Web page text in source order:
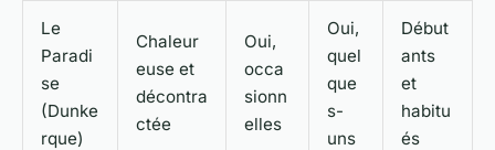
Le
Paradi
se
(Dunke
rque)
Chaleur
euse et
décontra
ctée
Oui,
occa
sionn
elles
Oui,
quel
que
s-
uns
Début
ants
et
habitu
és